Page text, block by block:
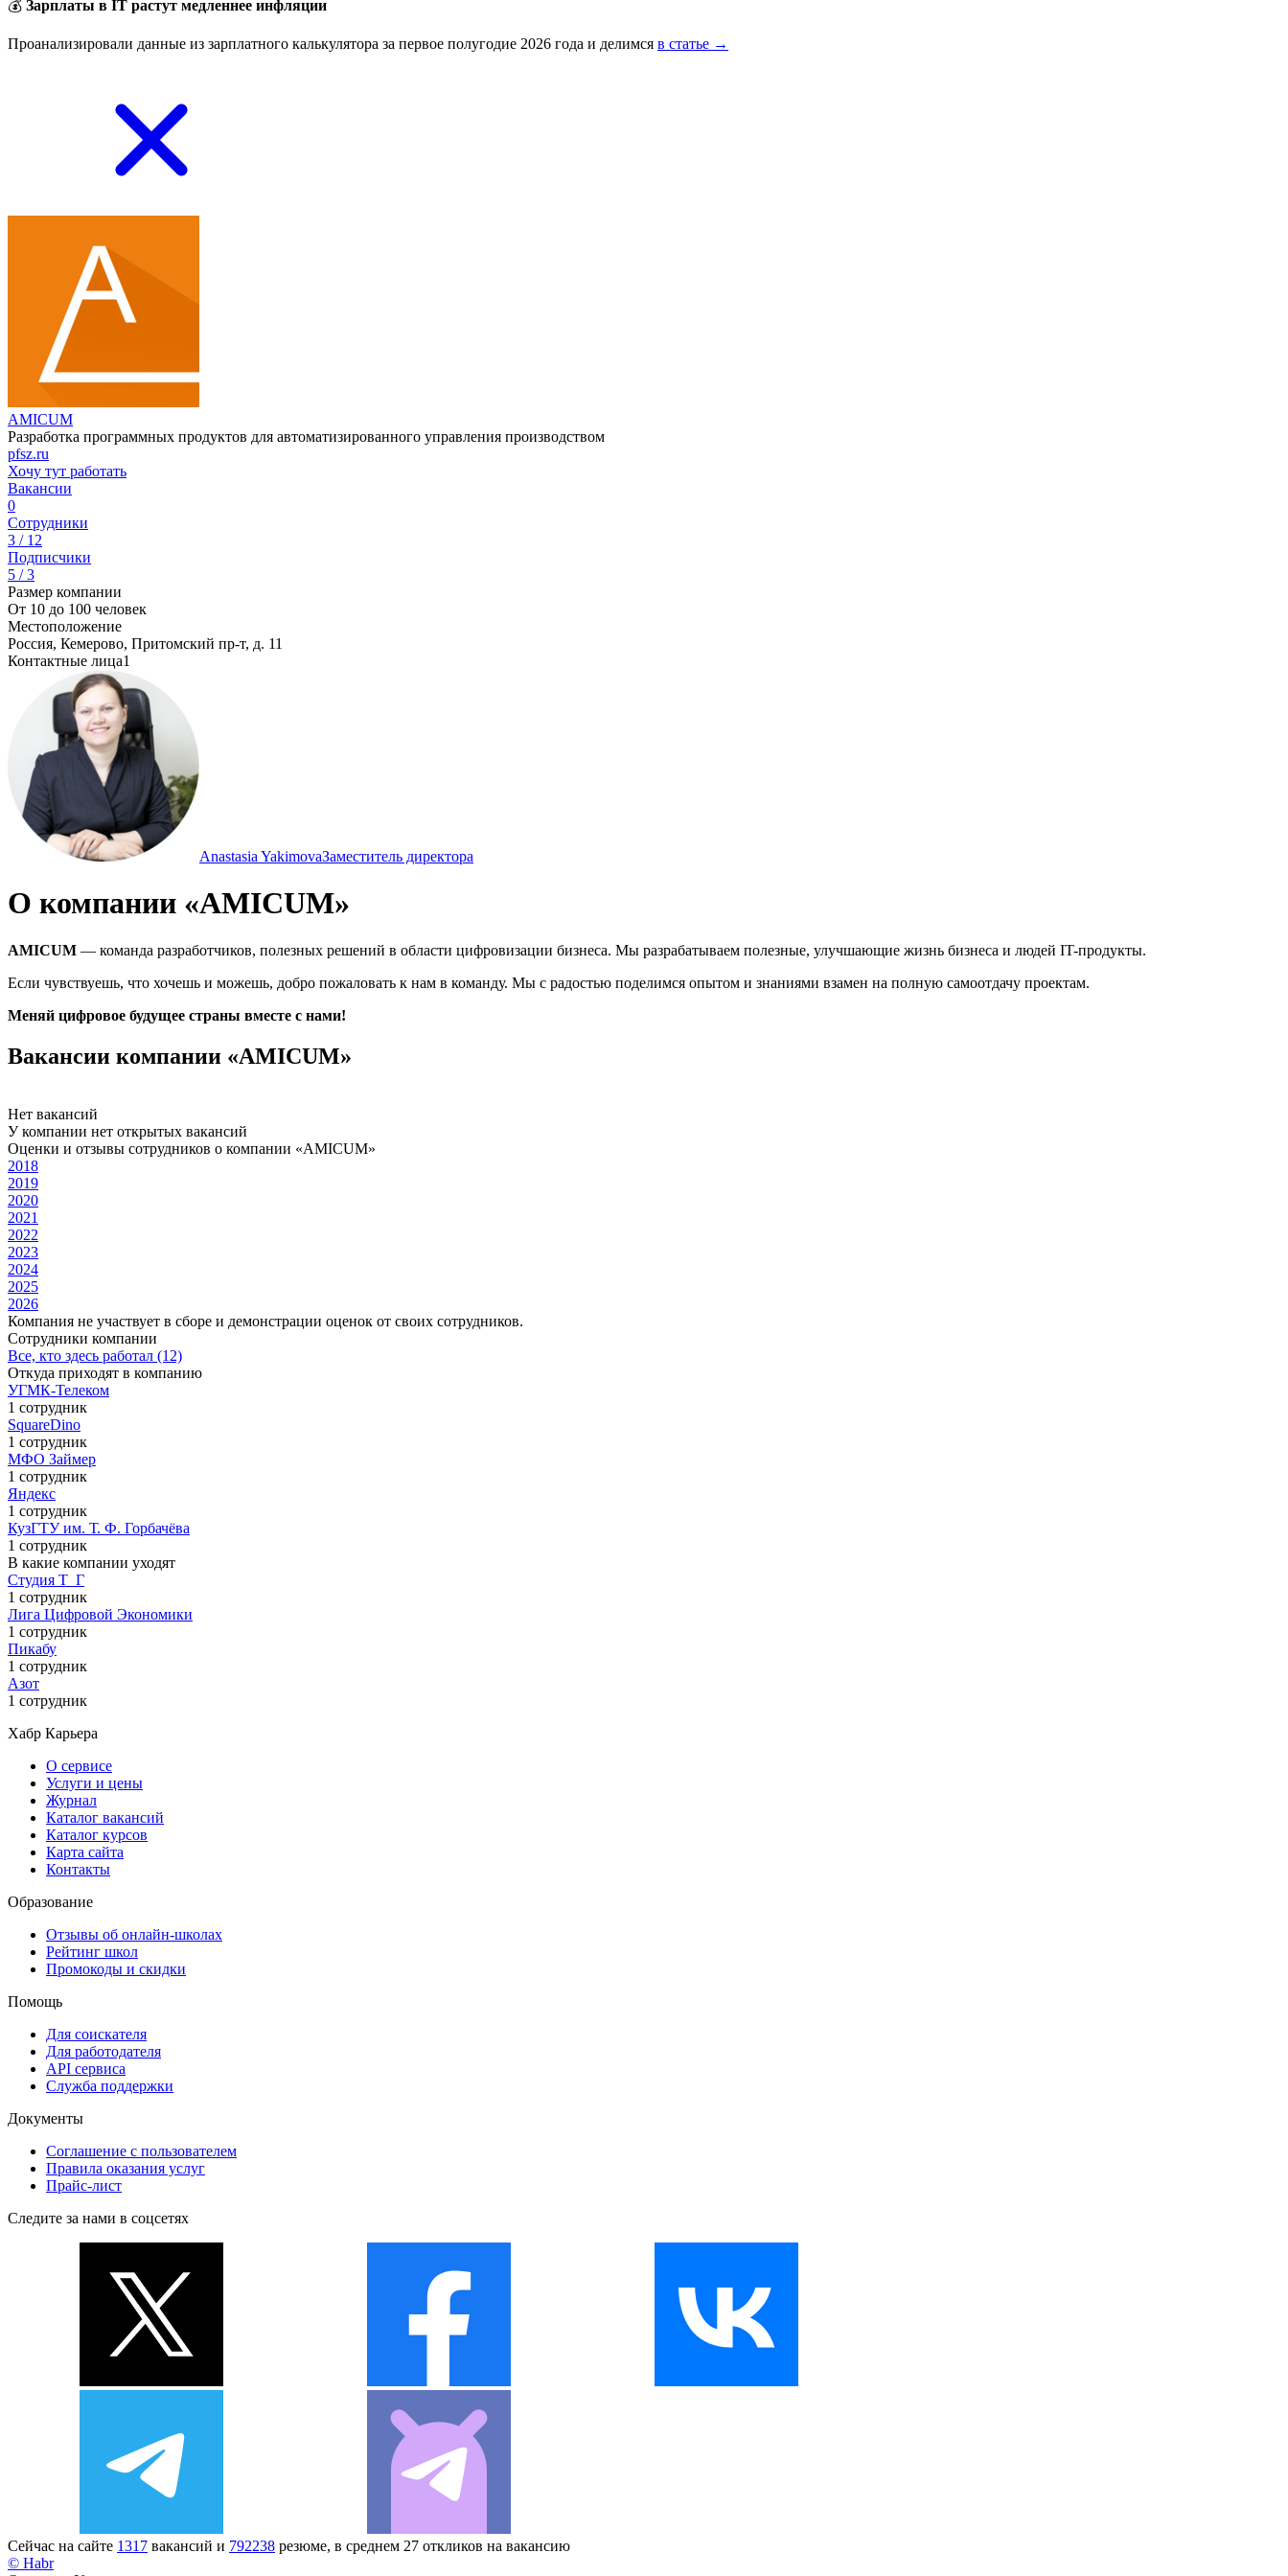
💰 Зарплаты в IT растут медленнее инфляции
Проанализировали данные из зарплатного калькулятора за первое полугодие 2026 года и делимся в статье →
AMICUM
Разработка программных продуктов для автоматизированного управления производством
pfsz.ru
Хочу тут работать
Вакансии
0
Сотрудники
3 / 12
Подписчики
5 / 3
Размер компании
От 10 до 100 человек
Местоположение
Россия, Кемерово, Притомский пр-т, д. 11
Контактные лица1
Anastasia YakimovaЗаместитель директора
О компании «AMICUM»
АMICUM — команда разработчиков, полезных решений в области цифровизации бизнеса. Мы разрабатываем полезные, улучшающие жизнь бизнеса и людей IT-продукты.
Если чувствуешь, что хочешь и можешь, добро пожаловать к нам в команду. Мы с радостью поделимся опытом и знаниями взамен на полную самоотдачу проектам.
Меняй цифровое будущее страны вместе с нами!
Вакансии компании «AMICUM»
Нет вакансий
У компании нет открытых вакансий
Оценки и отзывы сотрудников о компании «AMICUM»
2018
2019
2020
2021
2022
2023
2024
2025
2026
Компания не участвует в сборе и демонстрации оценок от своих сотрудников.
Сотрудники компании
Все, кто здесь работал (12)
Откуда приходят в компанию
УГМК-Телеком
1 сотрудник
SquareDino
1 сотрудник
МФО Займер
1 сотрудник
Яндекс
1 сотрудник
КузГТУ им. Т. Ф. Горбачёва
1 сотрудник
В какие компании уходят
Студия Т_Г
1 сотрудник
Лига Цифровой Экономики
1 сотрудник
Пикабу
1 сотрудник
Азот
1 сотрудник
Хабр Карьера
О сервисе
Услуги и цены
Журнал
Каталог вакансий
Каталог курсов
Карта сайта
Контакты
Образование
Отзывы об онлайн-школах
Рейтинг школ
Промокоды и скидки
Помощь
Для соискателя
Для работодателя
API сервиса
Служба поддержки
Документы
Соглашение с пользователем
Правила оказания услуг
Прайс-лист
Следите за нами в соцсетях
Сейчас на сайте 1317 вакансий и 792238 резюме, в среднем 27 откликов на вакансию
© Habr